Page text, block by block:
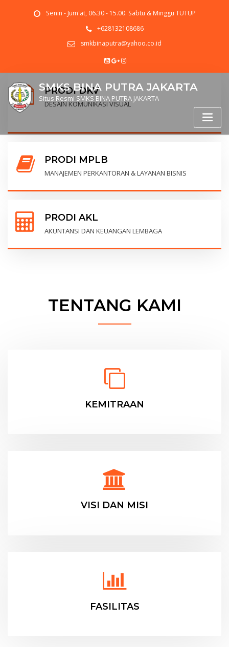
Senin - Jum'at, 06.30 - 15.00. Sabtu & Minggu TUTUP
+628132108686
smkbinaputra@yahoo.co.id
SMKS BINA PUTRA JAKARTA
Situs Resmi SMKS BINA PUTRA JAKARTA
PRODI DKV
DESAIN KOMUNIKASI VISUAL
PRODI MPLB
MANAJEMEN PERKANTORAN & LAYANAN BISNIS
PRODI AKL
AKUNTANSI DAN KEUANGAN LEMBAGA
TENTANG KAMI
KEMITRAAN
VISI DAN MISI
FASILITAS